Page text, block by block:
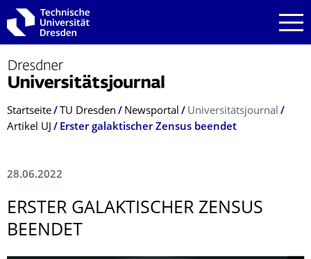
Zur Hauptnavigation springen
Zur Suche springen
Zum Inhalt springen
Breadcrumb-Menü
Startseite TU Dresden Newsportal
Universitätsjournal
Artikel UJ
Erster galaktischer Zensus beendet
28.06.2022
ERSTER GALAKTISCHER ZENSUS
BEENDET